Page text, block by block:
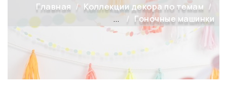
Главная
Коллекции декора по темам
...
Гоночные машинки